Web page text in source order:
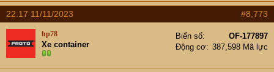
22:17 11/11/2023 #8,773
hp78
Xe container
Biển số
OF-177897
Động cơ
387,598 Mã lực